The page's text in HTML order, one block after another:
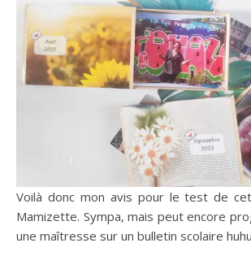
Voilà donc mon avis pour le test de
Mamizette. Sympa, mais peut encore
une maîtresse sur un bulletin scolaire